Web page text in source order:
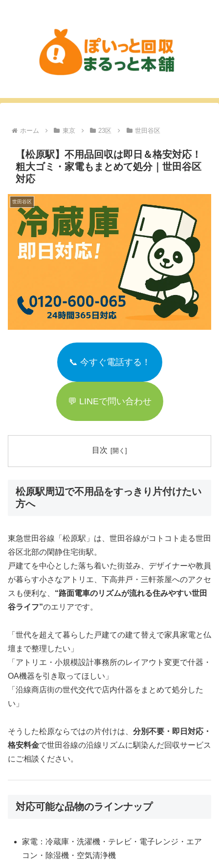
ホーム 東京 23区 世田谷区
【松原駅】不用品回収は即日＆格安対応！
粗大ゴミ・家電もまとめて処分｜世田谷区
対応
世田谷区
📞 今すぐ電話する！
💬 LINEで問い合わせ
目次
松原駅周辺で不用品をすっきり片付けたい
方へ
東急世田谷線「松原駅」は、世田谷線がコトコト走る世田
谷区北部の閑静住宅街駅。
戸建てを中心とした落ち着いた街並み、デザイナーや教員
が暮らす小さなアトリエ、下高井戸・三軒茶屋へのアクセ
スも便利な、 “路面電車のリズムが流れる住みやすい世田
谷ライフ”のエリアです。
「世代を超えて暮らした戸建ての建て替えで家具家電と仏
壇まで整理したい」
「アトリエ・小規模設計事務所のレイアウト変更で什器・
OA機器を引き取ってほしい」
「沿線商店街の世代交代で店内什器をまとめて処分した
い」
そうした松原ならではの片付けは、 分別不要・即日対応・
格安料金で世田谷線の沿線リズムに馴染んだ回収サービス
にご相談ください。
対応可能な品物のラインナップ
家電：冷蔵庫・洗濯機・テレビ・電子レンジ・エア
コン・除湿機・空気清浄機